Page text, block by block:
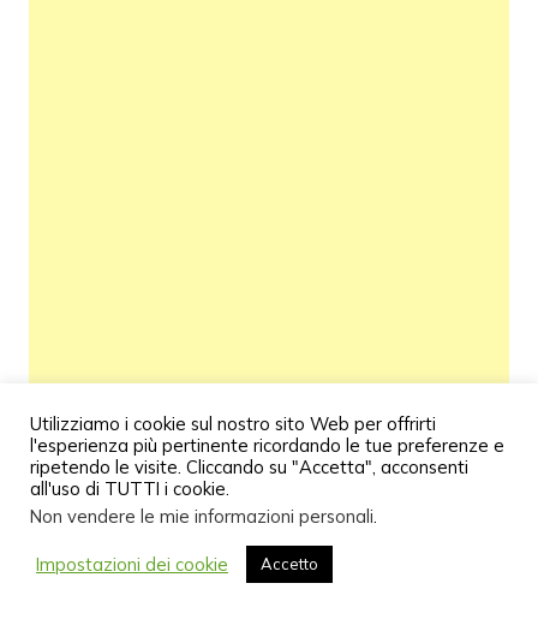
Utilizziamo i cookie sul nostro sito Web per offrirti
l'esperienza più pertinente ricordando le tue preferenze e
ripetendo le visite. Cliccando su "Accetta", acconsenti
all'uso di TUTTI i cookie.
Non vendere le mie informazioni personali.
Impostazioni dei cookie Accetto